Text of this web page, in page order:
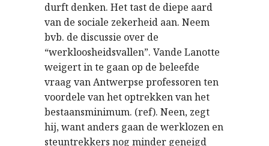
durft denken. Het tast de diepe aard
van de sociale zekerheid aan. Neem
bvb. de discussie over de
“werkloosheidsvallen”. Vande Lanotte
weigert in te gaan op de beleefde
vraag van Antwerpse professoren ten
voordele van het optrekken van het
bestaansminimum. (ref). Neen, zegt
hij, want anders gaan de werklozen en
steuntrekkers nog minder geneigd